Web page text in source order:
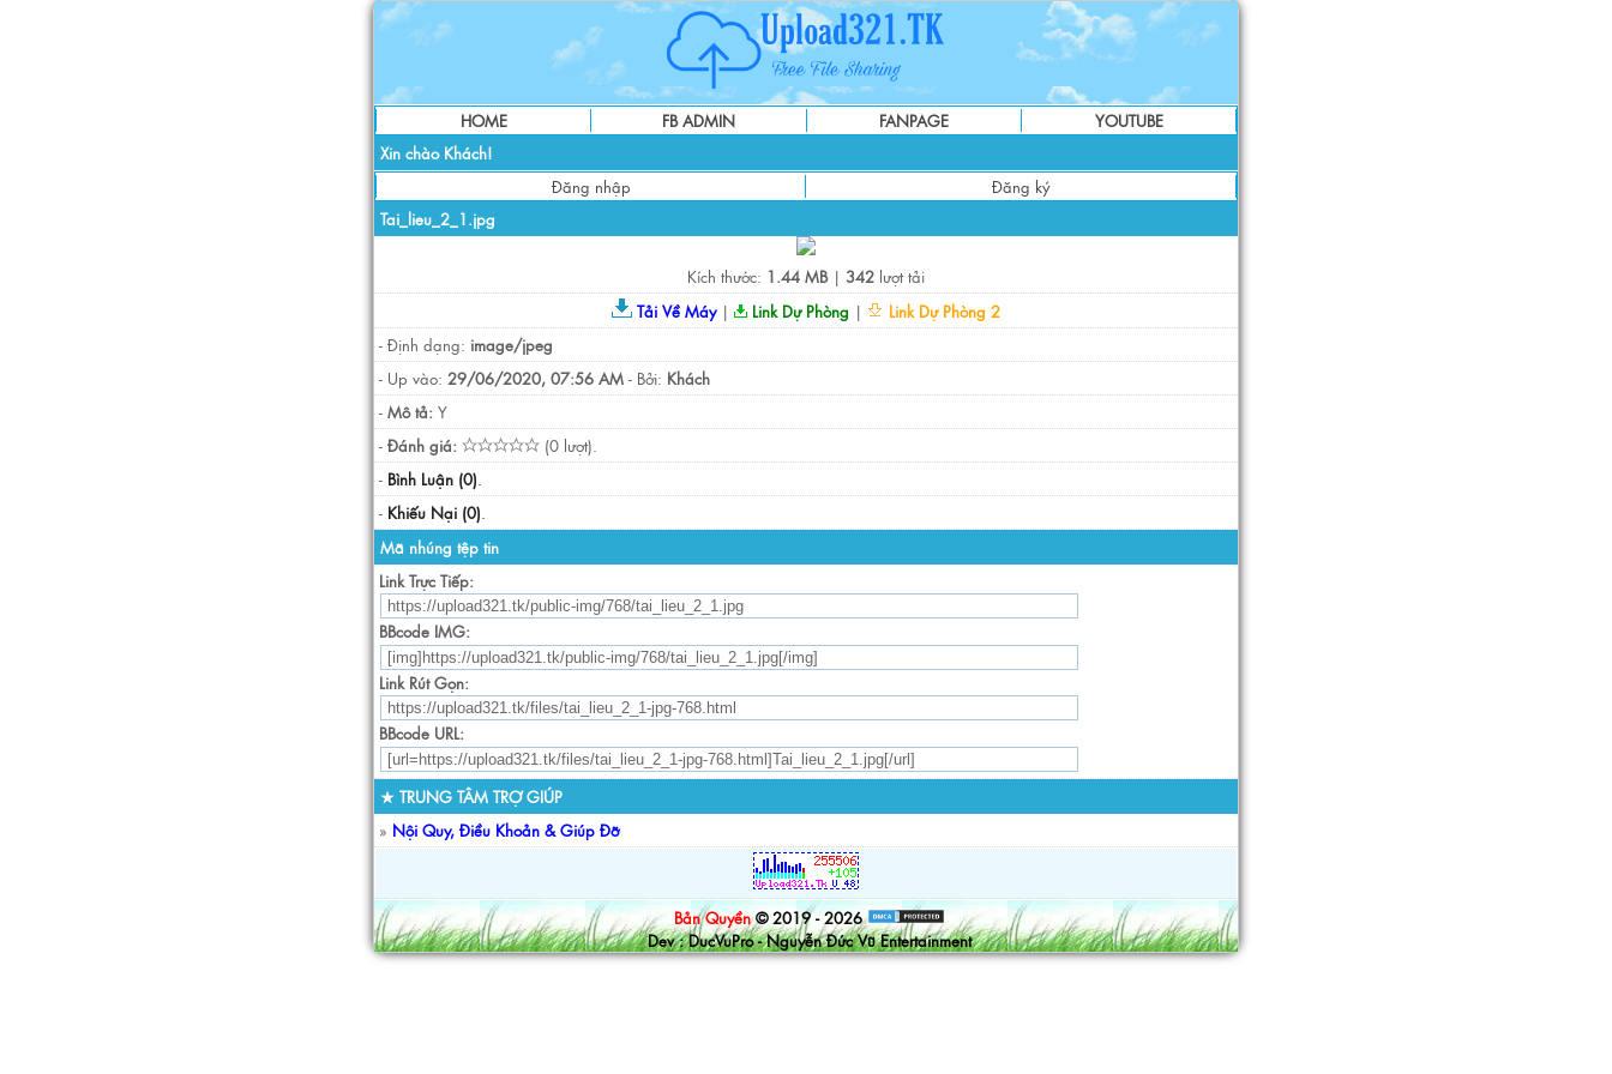
HOME FB ADMIN FANPAGE
YOUTUBE
Xin chào Khách!
Đăng nhập
Đăng ký
Tai_lieu_2_1.jpg
Kích thước: 1.44 MB| 342 lượt tải
Tải Về Máy| Link Dự Phòng |
Link Dự Phòng 2
- Định dạng: image/jpeg
- Up vào: 29/06/2020, 07:56 AM - Bởi: Khách
- Mô tả: Y
- Đánh giá:
(0 lượt).
- Bình Luận (0).
- Khiếu Nại (0).
Mã nhúng tệp tin
Link Trực Tiếp:
BBcode IMG:
Link Rút Gọn:
BBcode URL:
★ TRUNG TÂM TRỢ GIÚP
» Nội Quy, Điều Khoản & Giúp Đỡ
Bản Quyền © 2019 - 2026
Dev : DucVuPro - Nguyễn Đức Vũ Entertainment